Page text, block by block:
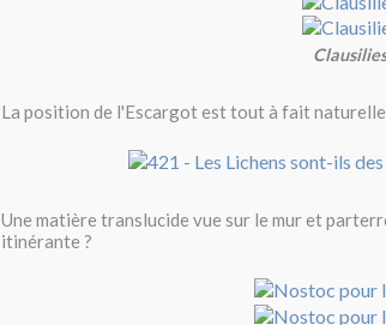
Clausilies
La position de l'Escargot est tout à fait
Une matière translucide vue sur le mur et
itinérante ?